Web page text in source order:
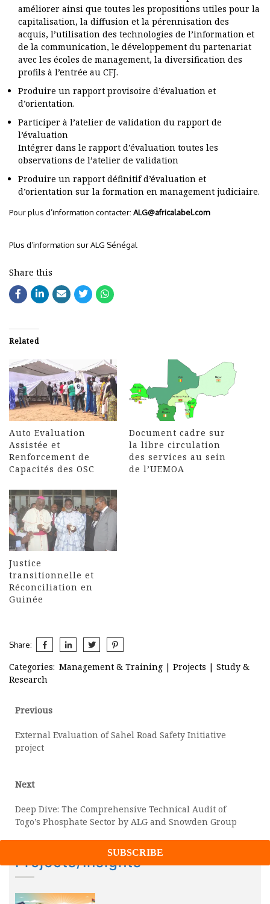
améliorer ainsi que toutes les propositions utiles pour la
capitalisation, la diffusion et la pérennisation des
acquis, l’utilisation des technologies de l’information et
de la communication, le développement du partenariat
avec les écoles de management, la diversification des
profils à l’entrée au CFJ.
Produire un rapport provisoire d’évaluation et
d’orientation.
Participer à l’atelier de validation du rapport de
l’évaluation
Intégrer dans le rapport d’évaluation toutes les
observations de l’atelier de validation
Produire un rapport définitif d’évaluation et
d’orientation sur la formation en management judiciaire.
Pour plus d’information contacter: ALG@africalabel.com
Plus d’information surALG Sénégal
Share this
Related
Auto Evaluation
Assistée et
Renforcement de
Capacités des OSC
Document cadre sur
la libre circulation
des services au sein
de l’UEMOA
Justice
transitionnelle et
Réconciliation en
Guinée
Share:
Categories: Management & Training | Projects | Study &
Research
Post
navigation
Previous
Previous
External Evaluation of Sahel Road Safety Initiative
project
Next
Next
Deep Dive: The Comprehensive Technical Audit of
Togo’s Phosphate Sector by ALG and Snowden Group
Projects/Insights